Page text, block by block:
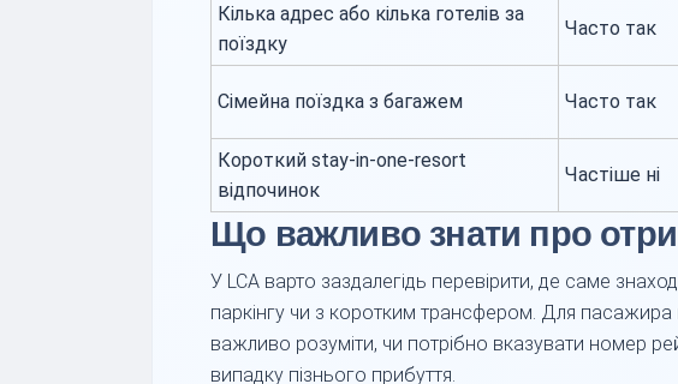
Кілька адрес або кілька готелів за
поїздку
Часто так
Сімейна поїздка з багажем Часто так
Короткий stay-in-one-resort
відпочинок
Частіше ні
Що важливо знати про
У LCA варто заздалегідь перевірити, де саме
паркінгу чи з коротким трансфером. Для пасажира
важливо розуміти, чи потрібно вказувати номер
випадку пізнього прибуття.